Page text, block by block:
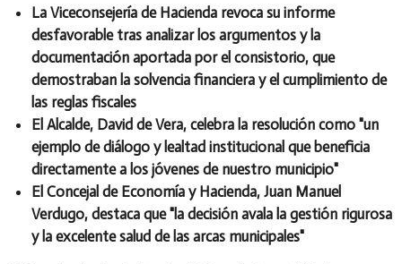
La Viceconsejería de Hacienda revoca su informe
desfavorable tras analizar los argumentos y la
documentación aportada por el consistorio, que
demostraban la solvencia financiera y el cumplimiento de
las reglas fiscales
El Alcalde, David de Vera, celebra la resolución como "un
ejemplo de diálogo y lealtad institucional que beneficia
directamente a los jóvenes de nuestro municipio"
El Concejal de Economía y Hacienda, Juan Manuel
Verdugo, destaca que "la decisión avala la gestión rigurosa
y la excelente salud de las arcas municipales"